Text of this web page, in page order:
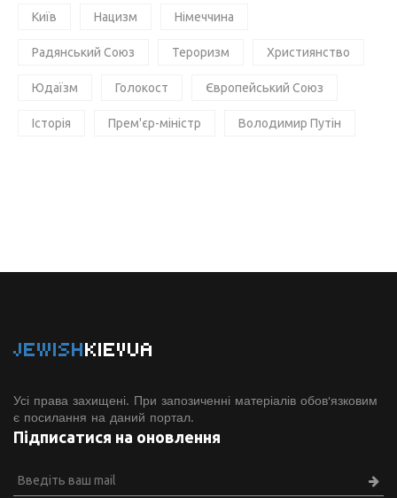
Київ Нацизм Німеччина
Радянський Союз Тероризм Християнство
Юдаїзм Голокост Європейський Союз
Історія Прем'єр-міністр Володимир Путін
JEWISHKIEVUA
Усі права захищені. При запозиченні матеріалів обов'язковим
є посилання на даний портал.
Підписатися на оновлення